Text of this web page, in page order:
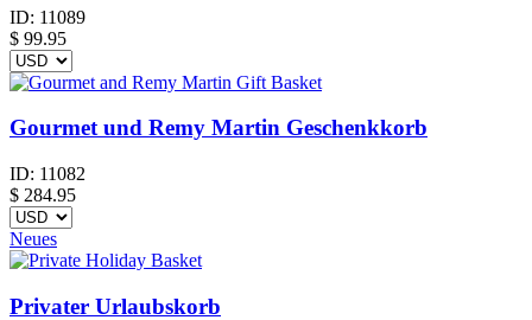
ID: 11089
$ 99.95
Gourmet und Remy Martin Geschenkkorb
ID: 11082
$ 284.95
Neues
Privater Urlaubskorb